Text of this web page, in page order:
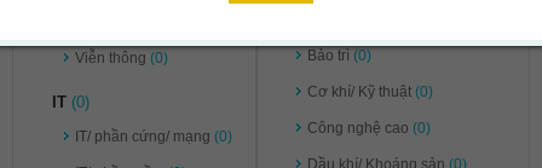
Viễn thông (0)
IT (0)
IT/ phần cứng/ mạng (0)
Bảo trì (0)
Cơ khí/ Kỹ thuật (0)
Công nghệ cao (0)
Dầu khí/ Khoáng sản (0)